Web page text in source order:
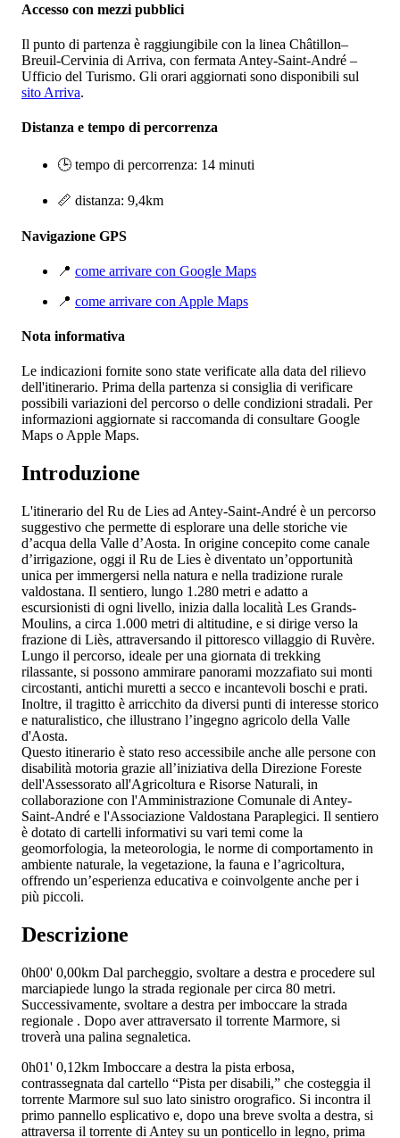
Accesso con mezzi pubblici
Il punto di partenza è raggiungibile con la linea Châtillon–
Breuil-Cervinia di Arriva, con fermata Antey-Saint-André –
Ufficio del Turismo. Gli orari aggiornati sono disponibili sul
sito Arriva.
Distanza e tempo di percorrenza
🕒 tempo di percorrenza: 14 minuti
📏 distanza: 9,4km
Navigazione GPS
📍 come arrivare con Google Maps
📍 come arrivare con Apple Maps
Nota informativa
Le indicazioni fornite sono state verificate alla data del rilievo
dell'itinerario. Prima della partenza si consiglia di verificare
possibili variazioni del percorso o delle condizioni stradali. Per
informazioni aggiornate si raccomanda di consultare Google
Maps o Apple Maps.
Introduzione
L'itinerario del Ru de Lies ad Antey-Saint-André è un percorso
suggestivo che permette di esplorare una delle storiche vie
d’acqua della Valle d’Aosta. In origine concepito come canale
d’irrigazione, oggi il Ru de Lies è diventato un’opportunità
unica per immergersi nella natura e nella tradizione rurale
valdostana. Il sentiero, lungo 1.280 metri e adatto a
escursionisti di ogni livello, inizia dalla località Les Grands-
Moulins, a circa 1.000 metri di altitudine, e si dirige verso la
frazione di Liès, attraversando il pittoresco villaggio di Ruvère.
Lungo il percorso, ideale per una giornata di trekking
rilassante, si possono ammirare panorami mozzafiato sui monti
circostanti, antichi muretti a secco e incantevoli boschi e prati.
Inoltre, il tragitto è arricchito da diversi punti di interesse storico
e naturalistico, che illustrano l’ingegno agricolo della Valle
d'Aosta.
Questo itinerario è stato reso accessibile anche alle persone con
disabilità motoria grazie all’iniziativa della Direzione Foreste
dell'Assessorato all'Agricoltura e Risorse Naturali, in
collaborazione con l'Amministrazione Comunale di Antey-
Saint-André e l'Associazione Valdostana Paraplegici. Il sentiero
è dotato di cartelli informativi su vari temi come la
geomorfologia, la meteorologia, le norme di comportamento in
ambiente naturale, la vegetazione, la fauna e l’agricoltura,
offrendo un’esperienza educativa e coinvolgente anche per i
più piccoli.
Descrizione
0h00' 0,00km Dal parcheggio, svoltare a destra e procedere sul
marciapiede lungo la strada regionale per circa 80 metri.
Successivamente, svoltare a destra per imboccare la strada
regionale . Dopo aver attraversato il torrente Marmore, si
troverà una palina segnaletica.
0h01' 0,12km Imboccare a destra la pista erbosa,
contrassegnata dal cartello “Pista per disabili,” che costeggia il
torrente Marmore sul suo lato sinistro orografico. Si incontra il
primo pannello esplicativo e, dopo una breve svolta a destra, si
attraversa il torrente di Antey su un ponticello in legno, prima